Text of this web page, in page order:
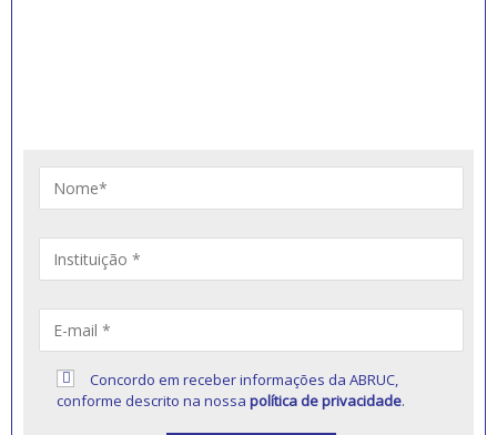
Concordo em receber informações da ABRUC,
conforme descrito na nossapolítica de privacidade.